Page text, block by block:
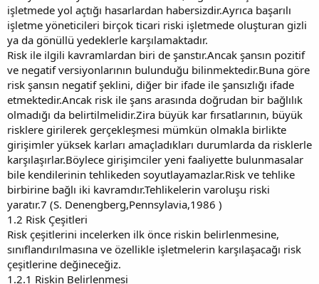
işletmede yol açtığı hasarlardan habersizdir.Ayrıca başarılı
işletme yöneticileri birçok ticari riski işletmede oluşturan gizli
ya da gönüllü yedeklerle karşılamaktadır.
Risk ile ilgili kavramlardan biri de şanstır.Ancak şansın pozitif
ve negatif versiyonlarının bulunduğu bilinmektedir.Buna göre
risk şansın negatif şeklini, diğer bir ifade ile şansızlığı ifade
etmektedir.Ancak risk ile şans arasında doğrudan bir bağlılık
olmadığı da belirtilmelidir.Zira büyük kar fırsatlarının, büyük
risklere girilerek gerçekleşmesi mümkün olmakla birlikte
girişimler yüksek karları amaçladıkları durumlarda da risklerle
karşılaşırlar.Böylece girişimciler yeni faaliyette bulunmasalar
bile kendilerinin tehlikeden soyutlayamazlar.Risk ve tehlike
birbirine bağlı iki kavramdır.Tehlikelerin varoluşu riski
yaratır.7 (S. Denengberg,Pennsylavia,1986 )
1.2 Risk Çeşitleri
Risk çeşitlerini incelerken ilk önce riskin belirlenmesine,
sınıflandırılmasına ve özellikle işletmelerin karşılaşacağı risk
çeşitlerine değineceğiz.
1.2.1 Riskin Belirlenmesi